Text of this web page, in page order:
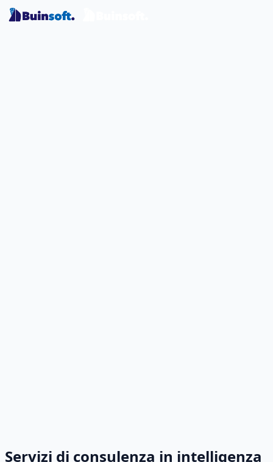
Servizi di consulenza in intelligenza